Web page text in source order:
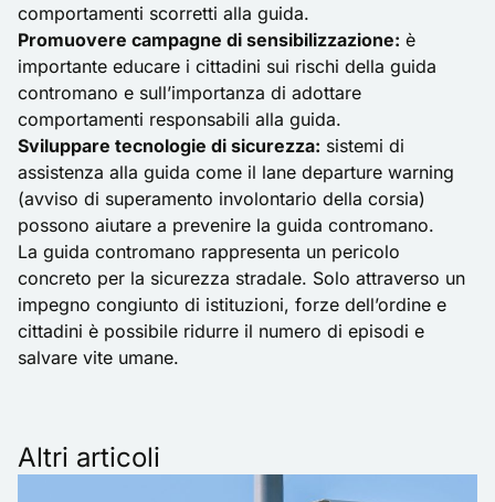
comportamenti scorretti alla guida.
Promuovere campagne di sensibilizzazione: è
importante educare i cittadini sui rischi della guida
contromano e sull’importanza di adottare
comportamenti responsabili alla guida.
Sviluppare tecnologie di sicurezza: sistemi di
assistenza alla guida come il lane departure warning
(avviso di superamento involontario della corsia)
possono aiutare a prevenire la guida contromano.
La guida contromano rappresenta un pericolo
concreto per la sicurezza stradale. Solo attraverso un
impegno congiunto di istituzioni, forze dell’ordine e
cittadini è possibile ridurre il numero di episodi e
salvare vite umane.
Altri articoli